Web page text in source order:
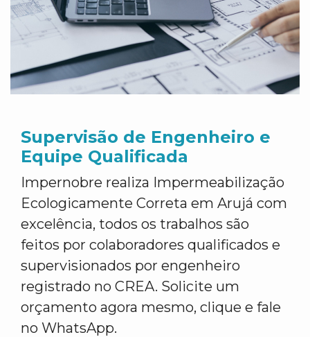
Supervisão de Engenheiro e
Equipe Qualificada
Impernobre realiza Impermeabilização
Ecologicamente Correta em Arujá com
excelência, todos os trabalhos são
feitos por colaboradores qualificados e
supervisionados por engenheiro
registrado no CREA. Solicite um
orçamento agora mesmo, clique e fale
no WhatsApp.